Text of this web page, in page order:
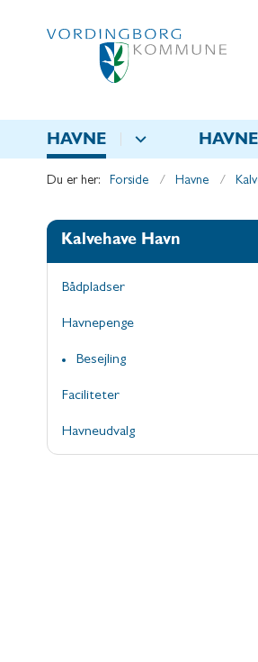
HAVNE
Du er her: Forside Havne
Kalvehave Havn
Bådpladser
Havnepenge
Besejling
Faciliteter
Havneudvalg